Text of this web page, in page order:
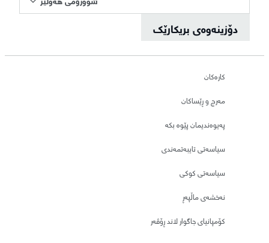
دۆزینەوەی بریکارێک
کارەکان
مەرج و ڕێساکان
پەیوەندیمان پێوە بکە
سیاسەتی تایبەتمەندی
سیاسەتی کوکی
نەخشەی ماڵپەڕ
کۆمپانیای جاگوار لاند ڕۆڤەر